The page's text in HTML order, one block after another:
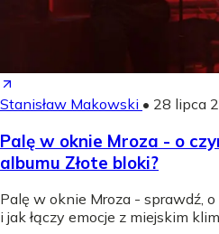
Stanisław Makowski • 28 lipca
Palę w oknie Mroza - o
albumu Złote bloki?
Palę w oknie Mroza - sprawdź,
i jak łączy emocje z miejskim